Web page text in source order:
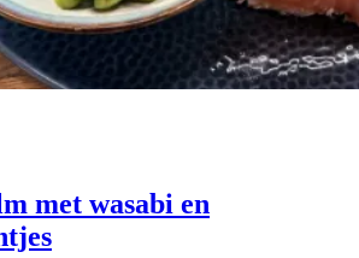
met wasabi en